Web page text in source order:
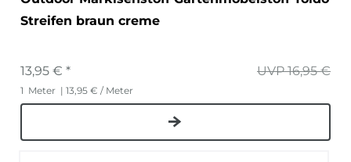
Streifen braun creme
UVP 16,95 €
13,95 € *
1 Meter | 13,95 € / Meter